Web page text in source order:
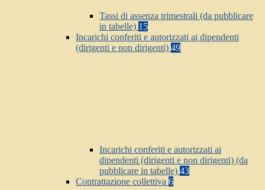
Tassi di assenza trimestrali (da pubblicare
in tabelle) 15
Incarichi conferiti e autorizzati ai dipendenti
(dirigenti e non dirigenti) 49
Incarichi conferiti e autorizzati ai
dipendenti (dirigenti e non dirigenti) (da
pubblicare in tabelle) 43
Contrattazione collettiva 6